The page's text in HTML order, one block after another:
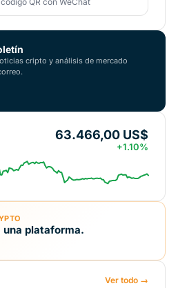
cripto y análisis de mercado
63.466,00 US$
+1.10%
una plataforma.
Ver todo →